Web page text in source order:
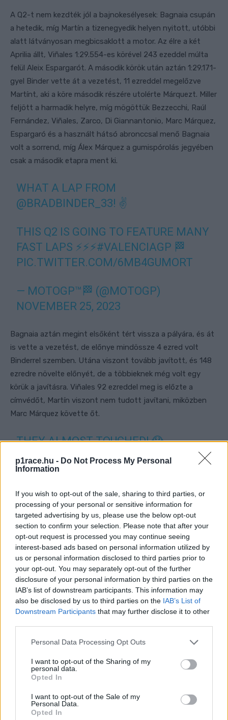
p1race.hu - Do Not Process My Personal
Information
If you wish to opt-out of the sale, sharing to third parties, or
processing of your personal or sensitive information for
targeted advertising by us, please use the below opt-out
section to confirm your selection. Please note that after your
opt-out request is processed you may continue seeing
interest-based ads based on personal information utilized by
us or personal information disclosed to third parties prior to
your opt-out. You may separately opt-out of the further
disclosure of your personal information by third parties on the
IAB’s list of downstream participants. This information may
also be disclosed by us to third parties on the IAB’s List of
Downstream Participants that may further disclose it to other
Please note that this website/app uses one or more Google
not limited to your visit or usage behaviour. You may click to
grant or deny consent to Google and its third-party tags to
use your data for below specified purposes in below Google
consent section.
Personal Data Processing Opt Outs
I want to opt-out of the Sharing of my
personal data.
Opted In
I want to opt-out of the Sale of my
Personal Data.
Opted In
A Q2-t nem kezdték jól a bajnokesélyesek: Bagnaia csupán
a hetedik, míg Martín a tizenegyedik helyen nyitott, utóbbi
alatt látványosan megbicsaklott a motor. Az élre a két
Aprilia állt, Viñales 1:29.554-es körével 243 ezeddel múlta
felül Aleix Espargarót. A második körök után aztán 1:29.171-
gyel Binder vette át a vezetést, 11 ezreddel megelőzve
Martínt, aki a köre második részére utolérte Márquezt. Miller
feljött a harmadik helyre, míg mögöttük Bezzecchi, Raúl
Fernández, Viñales, Zarco, Di Giannantonio, Marc Márquez,
Espargaró és a használt hátsó abronccsal menő Bagnaia
volt a sorrend, míg Álex Márquez a gumispórolás jegyében
csak a második etapra ment ki.
WHAT A LAP FROM
@BRADBINDER_33! ✌️
THIS Q2 IS GOING TO FEATURE MANY
FAST LAPS ⚡️⚡️⚡️#VALENCIAGP 🏁
PIC.TWITTER.COM/6MB4GUMORT
— MOTOGP™🏁 (@MOTOGP)
NOVEMBER 25, 2023
Bagnaia aztán megint elsőként tért vissza a pályára, és át
is vette a vezetést, de előnye mindössze 4 ezred volt
Binderrel szemben. Utána viszont tovább javított, és 148
ezredre növelte előnyét, de a többieknek még volt egy
körük a javításra. Viñales 92 ezreddel meg is előzte a
címvédőt, Martín viszont nem tudott javítani, miközben
Marc Márquez követte őt.
THEY ALMOST TOUCHED! 😱
#VALENCIAGP🏁
PIC.TWITTER.COM/TLD8WC7ENT
— MOTOGP™🏁 (@MOTOGP)
NOVEMBER 25, 2023
A gyári Honda versenyzője aztán elesett, így Martínt senki
nem zavarta, majd öccse is bukott. Martín a legvégén még
megpróbált javítani, de ismét hibázott a kemény első
abroncson. Ennek következtében Viñalesé lett a pole,
Bagnaia pedig a második helyet szerezte meg, de ami
számára még fontosabb, hogy Zarco, Miller és a legvégén
A MotoGP valenciai időmérőjének
végeredménye